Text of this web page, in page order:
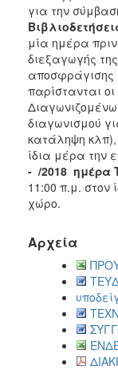
ΑΝΘΕΚΤΙΚΗ
ΠΟΛΗ
για την
μία ημέρα
διεξαγωγής
αποσφράγισης
παρίστανται
διαγωνισμού
κατάληψη κλπ),
ίδια μέρα την
- /2018 ημέρα
11:00 π.μ. στον
Αρχεία